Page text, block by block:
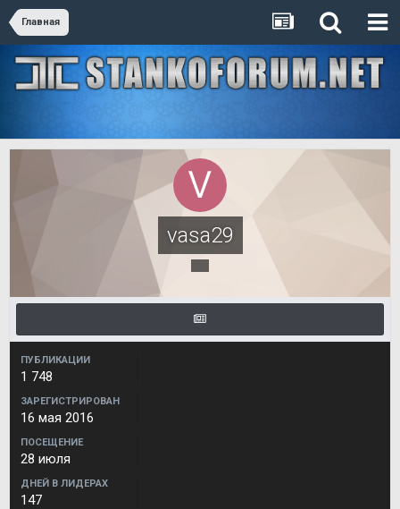
Главная
vasa29
ПУБЛИКАЦИИ
1 748
ЗАРЕГИСТРИРОВАН
16 мая 2016
ПОСЕЩЕНИЕ
28 июля
ДНЕЙ В ЛИДЕРАХ
147